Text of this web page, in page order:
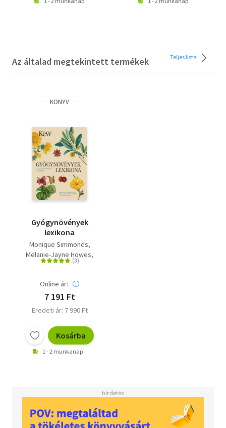
Az általad megtekintett termékek Teljes lista
KÖNYV
Gyógynövények
lexikona
Monique Simmonds
Melanie-Jayne Howes
Jason Irving
Online ár:
7 191 Ft
Eredeti ár: 7 990 Ft
Kosárba
1 - 2 munkanap